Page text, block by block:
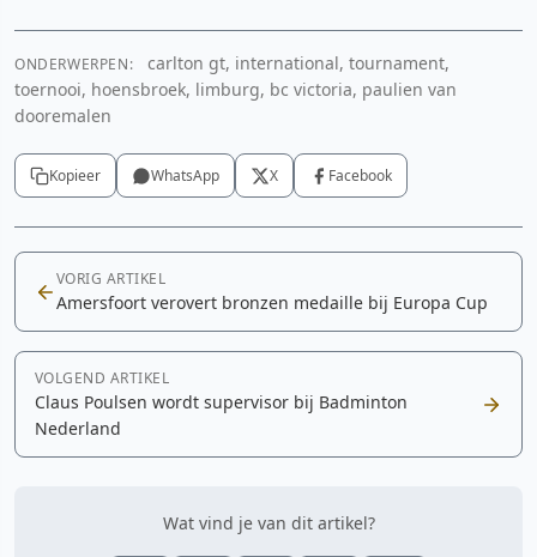
ONDERWERPEN:
carlton gt, international, tournament,
toernooi, hoensbroek, limburg, bc victoria, paulien van
dooremalen
Kopieer WhatsApp X Facebook
VORIG ARTIKEL
Amersfoort verovert bronzen medaille bij Europa Cup
VOLGEND ARTIKEL
Claus Poulsen wordt supervisor bij Badminton
Nederland
Wat vind je van dit artikel?